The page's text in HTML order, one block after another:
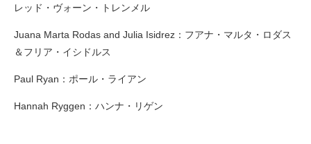
レッド・ヴォーン・トレンメル
Juana Marta Rodas and Julia Isidrez：フアナ・マルタ・ロダス
＆フリア・イシドルス
Paul Ryan：ポール・ライアン
Hannah Ryggen：ハンナ・リゲン